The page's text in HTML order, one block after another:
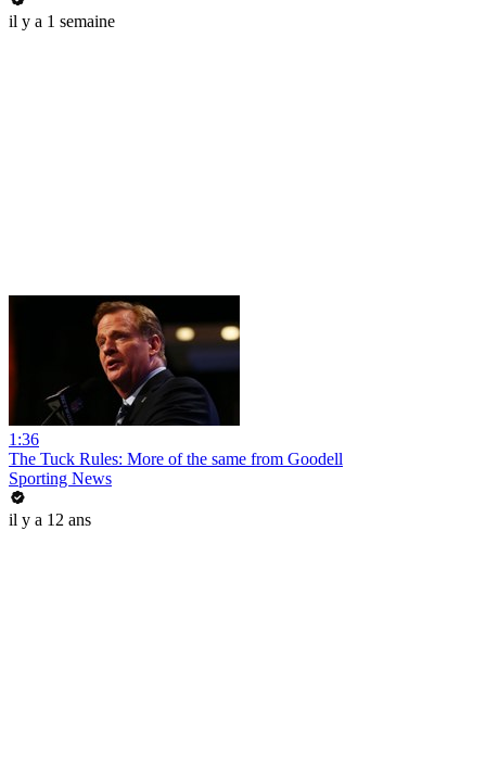
il y a 1 semaine
1:36
The Tuck Rules: More of the same from Goodell
Sporting News
il y a 12 ans